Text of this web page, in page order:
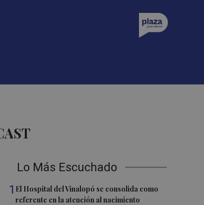
Lo Más Escuchado
1 El Hospital del Vinalopó se consolida como
referente en la atención al nacimiento